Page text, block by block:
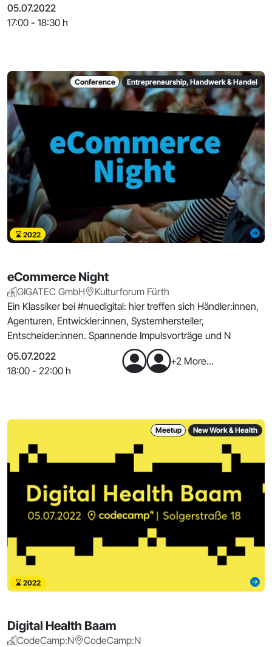
05.07.2022
17:00 - 18:30 h
Conference Entrepreneurship, Handwerk & Handel
2022
eCommerce Night
GIGATEC GmbH
Kulturforum Fürth
Ein Klassiker bei #nuedigital: hier treffen sich Händler:innen,
Agenturen, Entwickler:innen, Systemhersteller,
Entscheider:innen. Spannende Impulsvorträge und N
05.07.2022
18:00 - 22:00 h
+2 More...
Meetup New Work & Health
2022
Digital Health Baam
CodeCamp:N
CodeCamp:N